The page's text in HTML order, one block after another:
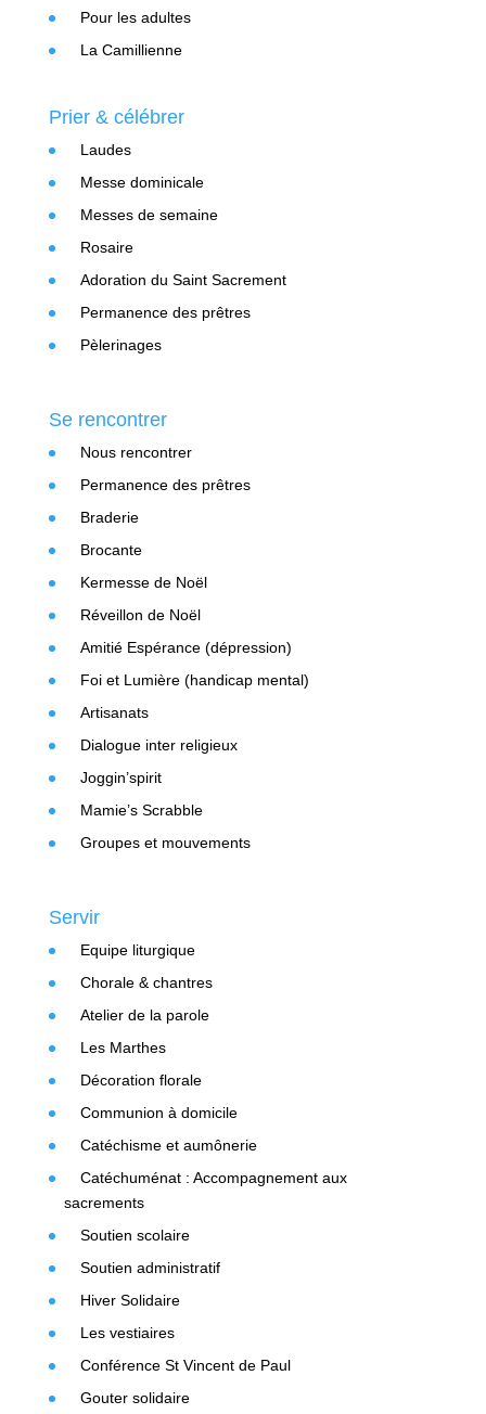
Pour les adultes
La Camillienne
Prier & célébrer
Laudes
Messe dominicale
Messes de semaine
Rosaire
Adoration du Saint Sacrement
Permanence des prêtres
Pèlerinages
Se rencontrer
Nous rencontrer
Permanence des prêtres
Braderie
Brocante
Kermesse de Noël
Réveillon de Noël
Amitié Espérance (dépression)
Foi et Lumière (handicap mental)
Artisanats
Dialogue inter religieux
Joggin’spirit
Mamie’s Scrabble
Groupes et mouvements
Servir
Equipe liturgique
Chorale & chantres
Atelier de la parole
Les Marthes
Décoration florale
Communion à domicile
Catéchisme et aumônerie
Catéchuménat : Accompagnement aux
sacrements
Soutien scolaire
Soutien administratif
Hiver Solidaire
Les vestiaires
Conférence St Vincent de Paul
Gouter solidaire